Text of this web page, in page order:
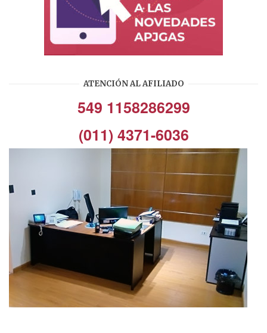
ATENCIÓN AL AFILIADO
549 1158286299
(011) 4371-6036